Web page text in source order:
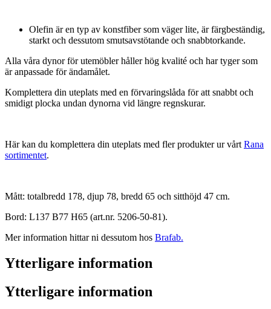
Olefin är en typ av konstfiber som väger lite, är färgbeständig,
starkt och dessutom smutsavstötande och snabbtorkande.
Alla våra dynor för utemöbler håller hög kvalité och har tyger som
är anpassade för ändamålet.
Komplettera din uteplats med en förvaringslåda för att snabbt och
smidigt plocka undan dynorna vid längre regnskurar.
Här kan du komplettera din uteplats med fler produkter ur vårt Rana
sortimentet.
Mått: totalbredd 178, djup 78, bredd 65 och sitthöjd 47 cm.
Bord: L137 B77 H65 (art.nr. 5206-50-81).
Mer information hittar ni dessutom hos Brafab.
Ytterligare information
Ytterligare information